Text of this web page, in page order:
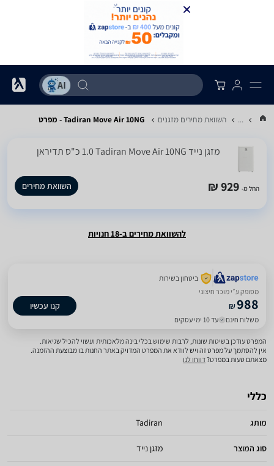
... השוואת מחירים מזגנים Tadiran Move Air 10NG - מפרט
‏מזגן נייד Tadiran Move Air 10NG ‏1.0 ‏כ"ס תדיראן
החל מ- 929 ₪ השוואת מחירים
להשוואת מחירים ב-18 חנויות
ביטחון בשירות
מסופק ע״י מוכר חיצוני
₪988
משלוח חינם עד 10 ימי עסקים
קנו עכשיו
המפרט עודכן בשיטות שונות, לרבות שימוש בכלי בינה מלאכותית ועשוי להכיל שגיאות.
אין להסתמך על מפרט זה ויש לוודא את המפרט המדויק באתר החנות בו מבוצעת ההזמנה.
מצאתם טעות במפרט?דווחו לנו
כללי
מותג Tadiran
סוג המוצר מזגן נייד